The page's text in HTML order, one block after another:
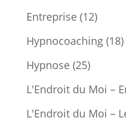
Entreprise(12)
Hypnocoaching(18)
Hypnose(25)
L'Endroit du Moi –
L'Endroit du Moi –